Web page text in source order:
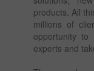
products. All
millions of
opportunity to
experts and